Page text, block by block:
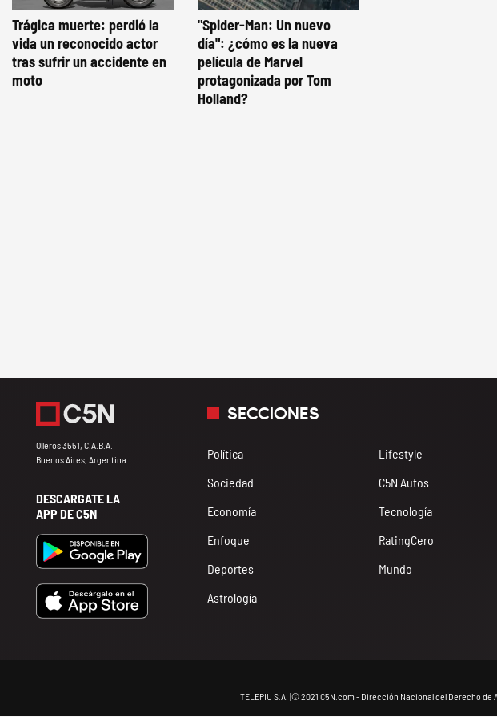
Trágica muerte: perdió la
vida un reconocido actor
tras sufrir un accidente en
moto
"Spider-Man: Un nuevo
día": ¿cómo es la nueva
película de Marvel
protagonizada por Tom
Holland?
Olleros 3551, C.A.B.A.
Buenos Aires, Argentina
DESCARGATE LA
APP DE C5N
SECCIONES
Política
Sociedad
Economía
Enfoque
Deportes
Astrología
Lifestyle
C5N Autos
Tecnología
RatingCero
Mundo
TELEPIU S.A. |© 2021 C5N.com - Dirección Nacional del Derecho de